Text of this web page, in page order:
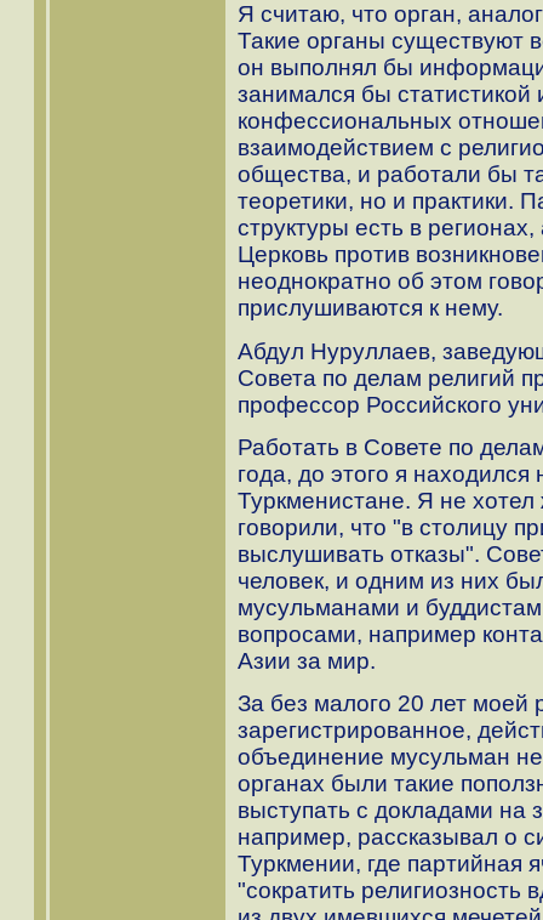
Я считаю, что орган,
Такие органы существуют
он выполнял бы
занимался бы статистикой
конфессиональных
взаимодействием с
общества, и работали бы
теоретики, но и практики.
структуры есть в
Церковь против
неоднократно об этом
прислушиваются к нему.
Абдул Нуруллаев,
Совета по делам религий
профессор Российского
Работать в Совете по
года, до этого я
Туркменистане. Я не
говорили, что "в столицу
выслушивать отказы".
человек, и одним из них
мусульманами и
вопросами, например
Азии за мир.
За без малого 20 лет моей
зарегистрированное,
объединение мусульман
органах были такие
выступать с докладами на
например, рассказывал о
Туркмении, где партийная
"сократить